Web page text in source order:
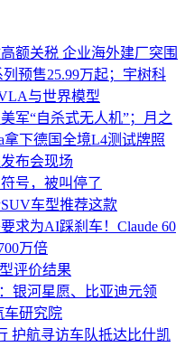
额关税 企业海外建厂突围
预售25.99万起；宇树科
与世界模型
军“自杀式无人机”；月之
拿下德国全境L4测试牌照
布会现场
号，被叫停了
车型推荐这款
求为AI踩刹车！Claude 60
万倍
评价结果
银河星愿、比亚迪元领
车研究院
护航寻访车队抵达比什凯